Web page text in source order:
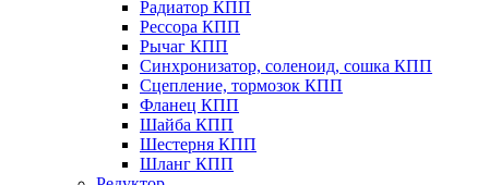
Радиатор КПП
Рессора КПП
Рычаг КПП
Синхронизатор, соленоид, сошка КПП
Сцепление, тормозок КПП
Фланец КПП
Шайба КПП
Шестерня КПП
Шланг КПП